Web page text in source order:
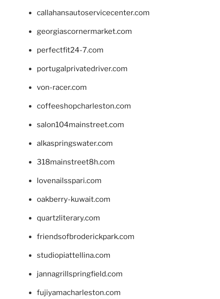
callahansautoservicecenter.com
georgiascornermarket.com
perfectfit24-7.com
portugalprivatedriver.com
von-racer.com
coffeeshopcharleston.com
salon104mainstreet.com
alkaspringswater.com
318mainstreet8h.com
lovenailsspari.com
oakberry-kuwait.com
quartzliterary.com
friendsofbroderickpark.com
studiopiattellina.com
jannagrillspringfield.com
fujiyamacharleston.com